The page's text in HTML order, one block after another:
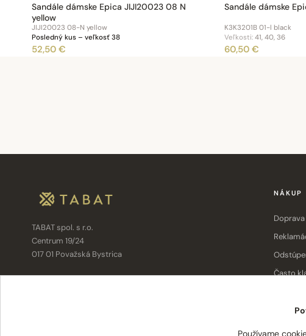
Sandále dámske Epica JIJI20023 08 N
yellow
JIJI20023 08-N yellow
Posledný kus – veľkosť 38
52,50 €
Sandále dámske
K3K3201B 01-l black
Veľkosti:41, 40, 36
60,50 €
TABAT spol. s r.o.
Centrum 19/24
017 01 Považská Bystrica
NÁKUP
Často
Používame